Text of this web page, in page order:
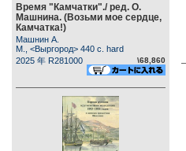
Время "Камчатки"./ ред. О.
Машнина. (Возьми мое сердце,
Камчатка!)
Машнин А.
М., <Выргород> 440 c. hard
2025 年 R281000
\68,860